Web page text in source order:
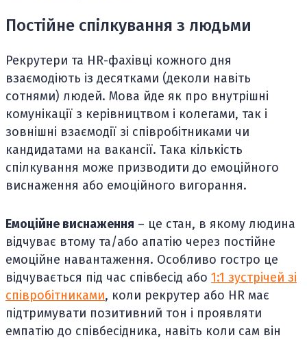
Постійне спілкування з людьми
Рекрутери та HR-фахівці кожного дня
взаємодіють із десятками (деколи навіть
сотнями) людей. Мова йде як про внутрішні
комунікації з керівництвом і колегами, так і
зовнішні взаємодії зі співробітниками чи
кандидатами на вакансії. Така кількість
спілкування може призводити до емоційного
виснаження або емоційного вигорання.
Емоційне виснаження – це стан, в якому людина
відчуває втому та/або апатію через постійне
емоційне навантаження. Особливо гостро це
відчувається під час співбесід або 1:1 зустрічей зі
співробітниками, коли рекрутер або HR має
підтримувати позитивний тон і проявляти
емпатію до співбесідника, навіть коли сам він